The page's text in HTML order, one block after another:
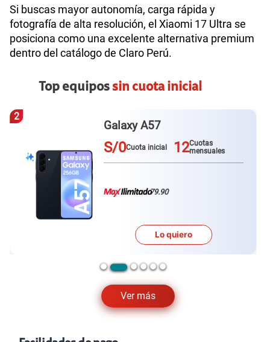
Si buscas mayor autonomía, carga rápida y
fotografía de alta resolución, el Xiaomi 17 Ultra se
posiciona como una excelente alternativa premium
dentro del catálogo de Claro Perú.
Top equipossin cuota inicial
Ver más
3
Redmi Note 15 pro plus
S/0Cuota inicial12Cuotas
mensuales
79.90
Lo quiero